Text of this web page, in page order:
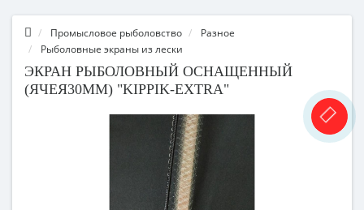
Промысловое рыболовство
Разное
Рыболовные экраны из лески
ЭКРАН РЫБОЛОВНЫЙ ОСНАЩЕННЫЙ
(ЯЧЕЯ30ММ) "KIPPIK-EXTRA"